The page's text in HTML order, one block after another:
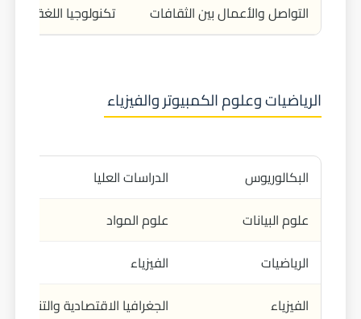
التواصل والأعمال بين الثقافات
تكنولوجيا اللغة
الرياضيات وعلوم الكمبيوتر والفيزياء
البكالوريوس
الدراسات العليا
علوم البيانات
علوم المواد
الرياضيات
الفيزياء
الفيزياء
الجغرافيا الاقتصادية والتنقل